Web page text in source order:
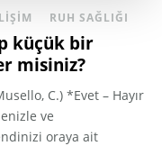
RUH SAĞLIĞI
küçük bir
misiniz?
C.) *Evet – Hayır
ve
oraya ait